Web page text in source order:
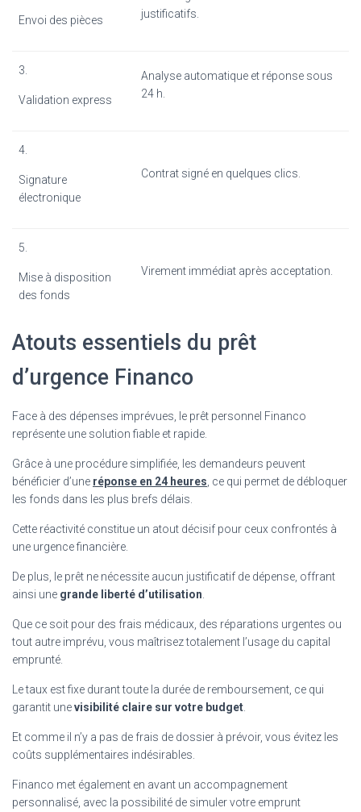
Envoi des pièces
justificatifs.
3.
Validation express
Analyse automatique et réponse sous
24 h.
4.
Signature
électronique
Contrat signé en quelques clics.
5.
Mise à disposition
des fonds
Virement immédiat après acceptation.
Atouts essentiels du prêt
d’urgence Financo
Face à des dépenses imprévues, le prêt personnel Financo
représente une solution fiable et rapide.
Grâce à une procédure simplifiée, les demandeurs peuvent
bénéficier d’une réponse en 24 heures , ce qui permet de débloquer
les fonds dans les plus brefs délais.
Cette réactivité constitue un atout décisif pour ceux confrontés à
une urgence financière.
De plus, le prêt ne nécessite aucun justificatif de dépense, offrant
ainsi une grande liberté d’utilisation
Que ce soit pour des frais médicaux, des réparations urgentes ou
tout autre imprévu, vous maîtrisez totalement l’usage du capital
emprunté.
Le taux est fixe durant toute la durée de remboursement, ce qui
garantit unevisibilité claire sur votre budget
Et comme il n’y a pas de frais de dossier à prévoir, vous évitez les
coûts supplémentaires indésirables.
Financo met également en avant un accompagnement
personnalisé, avec la possibilité de simuler votre emprunt